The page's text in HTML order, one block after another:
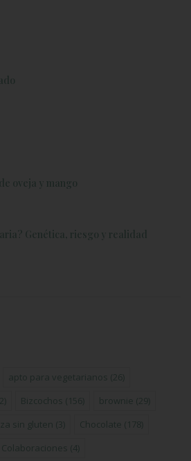
oveja y mango
Genética, riesgo y realidad
apto para vegetarianos (26)
Bizcochos (156) brownie (29)
sin gluten (3) Chocolate (178)
Colaboraciones (4)